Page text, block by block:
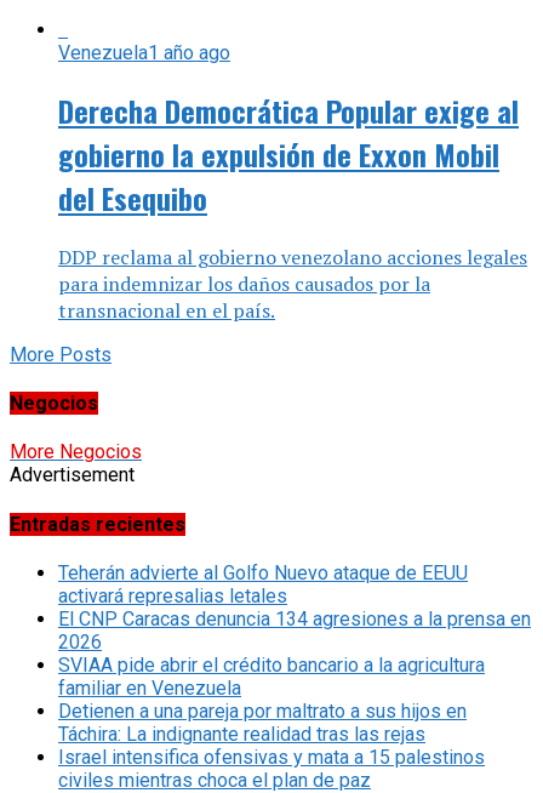
Venezuela1 año ago
Derecha Democrática Popular exige al
gobierno la expulsión de Exxon Mobil
del Esequibo
DDP reclama al gobierno venezolano acciones legales
para indemnizar los daños causados por la
transnacional en el país.
More Posts
Negocios
More Negocios
Advertisement
Entradas recientes
Teherán advierte al Golfo Nuevo ataque de EEUU
activará represalias letales
El CNP Caracas denuncia 134 agresiones a la prensa en
2026
SVIAA pide abrir el crédito bancario a la agricultura
familiar en Venezuela
Detienen a una pareja por maltrato a sus hijos en
Táchira: La indignante realidad tras las rejas
Israel intensifica ofensivas y mata a 15 palestinos
civiles mientras choca el plan de paz